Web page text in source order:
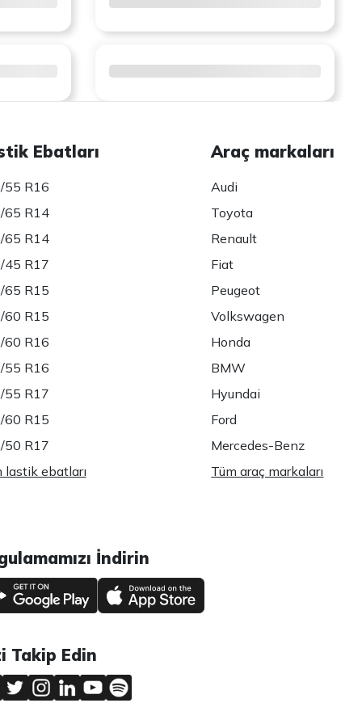
Ebatları
55 R16
65 R14
65 R14
45 R17
65 R15
60 R15
60 R16
55 R16
55 R17
60 R15
50 R17
lastik ebatları
Araç markaları
Audi
Toyota
Renault
Fiat
Peugeot
Volkswagen
Honda
BMW
Hyundai
Ford
Mercedes-Benz
Tüm araç markaları
İndirin
Takip Edin